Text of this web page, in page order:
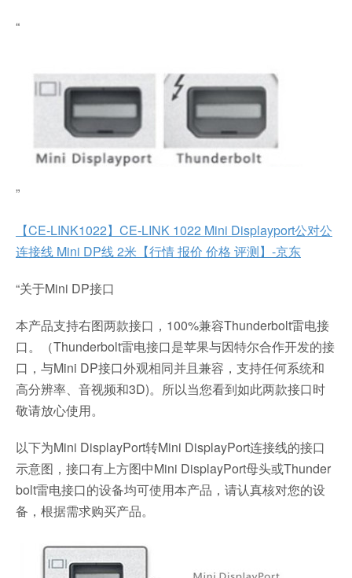
“
”
【CE-LINK1022】CE-LINK 1022 Mini Displayport公对公
连接线 Mini DP线 2米【行情 报价 价格 评测】-京东
“关于Mini DP接口
本产品支持右图两款接口，100%兼容Thunderbolt雷电接
口。（Thunderbolt雷电接口是苹果与因特尔合作开发的接
口，与Mini DP接口外观相同并且兼容，支持任何系统和
高分辨率、音视频和3D)。所以当您看到如此两款接口时
敬请放心使用。
以下为Mini DisplayPort转Mini DisplayPort连接线的接口
示意图，接口有上方图中Mini DisplayPort母头或Thunder
bolt雷电接口的设备均可使用本产品，请认真核对您的设
备，根据需求购买产品。